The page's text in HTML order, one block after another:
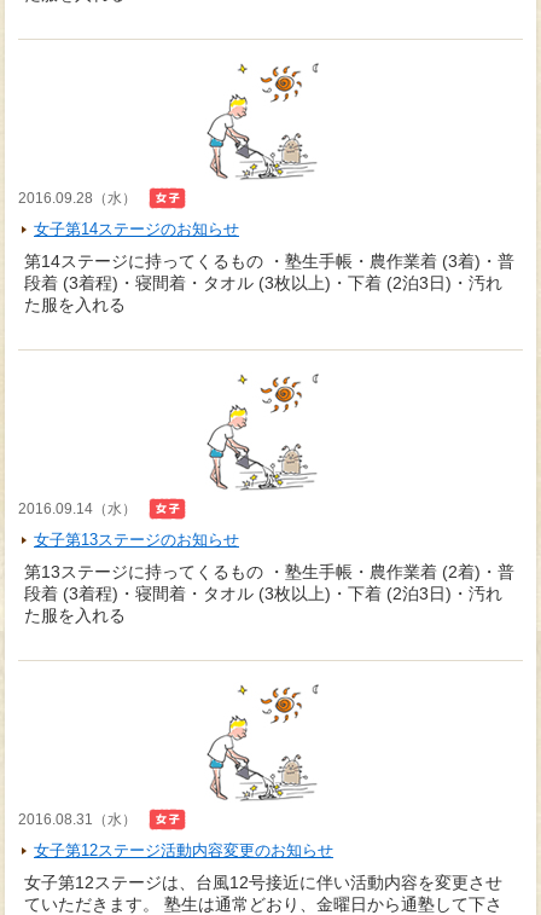
2016.09.28（水）
女子第14ステージのお知らせ
第14ステージに持ってくるもの ・塾生手帳・農作業着 (3着)・普
段着 (3着程)・寝間着・タオル (3枚以上)・下着 (2泊3日)・汚れ
た服を入れる
2016.09.14（水）
女子第13ステージのお知らせ
第13ステージに持ってくるもの ・塾生手帳・農作業着 (2着)・普
段着 (3着程)・寝間着・タオル (3枚以上)・下着 (2泊3日)・汚れ
た服を入れる
2016.08.31（水）
女子第12ステージ活動内容変更のお知らせ
女子第12ステージは、台風12号接近に伴い活動内容を変更させ
ていただきます。 塾生は通常どおり、金曜日から通塾して下さ